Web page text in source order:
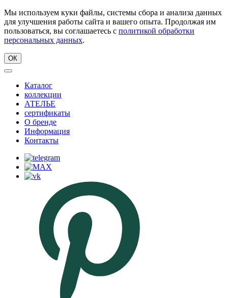
Мы используем куки файлы, системы сбора и анализа данных
для улучшения работы сайта и вашего опыта. Продолжая им
пользоваться, вы соглашаетесь с политикой обработки
персональных данных.
ОК
Каталог
коллекции
АТЕЛЬЕ
сертификаты
О бренде
Информация
Контакты